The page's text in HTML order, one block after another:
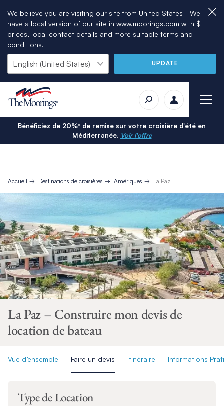
We believe you are visiting our site from United States - We
have a local version of our site in www.moorings.com with $
prices, local contact details and more suitable terms and
conditions.
UPDATE
Bénéficiez de 20%* de remise sur votre croisière d'été en
Méditerranée. Voir l'offre
Accueil Destinations de croisières Amériques La Paz
La Paz – Construire mon devis de
location de bateau
Vue d’ensemble Faire un devis Itinéraire Informations
Type de Location